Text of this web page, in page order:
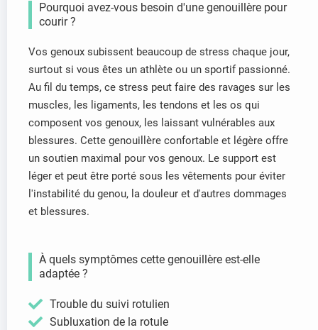
Pourquoi avez-vous besoin d'une genouillère pour
courir ?
Vos genoux subissent beaucoup de stress chaque jour,
surtout si vous êtes un athlète ou un sportif passionné.
Au fil du temps, ce stress peut faire des ravages sur les
muscles, les ligaments, les tendons et les os qui
composent vos genoux, les laissant vulnérables aux
blessures. Cette genouillère confortable et légère offre
un soutien maximal pour vos genoux. Le support est
léger et peut être porté sous les vêtements pour éviter
l'instabilité du genou, la douleur et d'autres dommages
et blessures.
À quels symptômes cette genouillère est-elle
adaptée ?
Trouble du suivi rotulien
Subluxation de la rotule